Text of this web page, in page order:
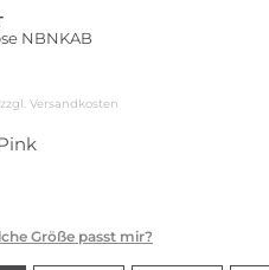
NBNKAB
Versandkosten
Größe passt mir?